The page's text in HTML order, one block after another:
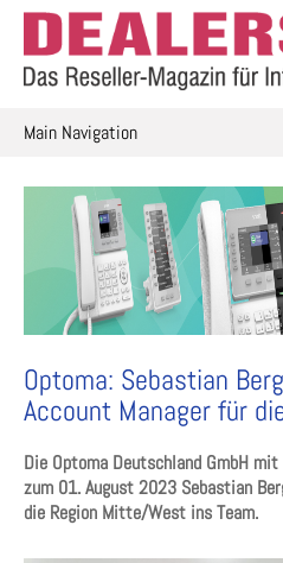
Skip
content
Main Navigation
Optoma: Sebastian
Account Manager für
Die Optoma Deutschland GmbH
zum 01. August 2023 Sebastian
die Region Mitte/West ins Team.